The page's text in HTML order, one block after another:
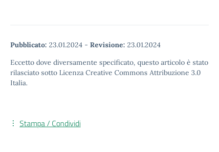
Pubblicato: 23.01.2024 - Revisione: 23.01.2024
Eccetto dove diversamente specificato, questo articolo è stato
rilasciato sotto Licenza Creative Commons Attribuzione 3.0
Italia.
Stampa / Condividi